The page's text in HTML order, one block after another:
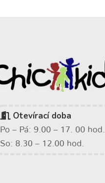
Otevírací doba
Po – Pá: 9.00 – 17. 00 hod.
So: 8.30 – 12.00 hod.